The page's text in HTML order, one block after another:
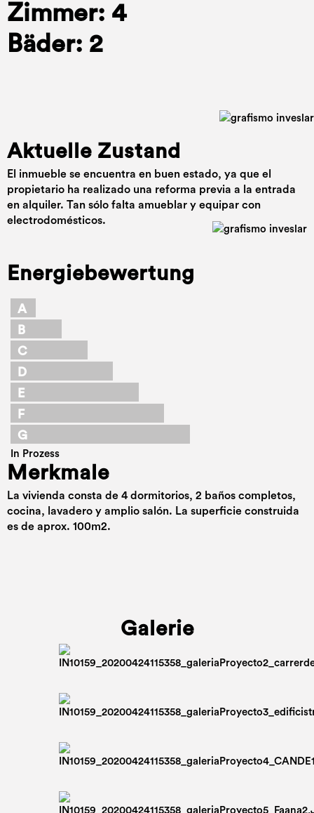
Zimmer: 4
Bäder: 2
Aktuelle Zustand
El inmueble se encuentra en buen estado, ya que el
propietario ha realizado una reforma previa a la entrada
en alquiler. Tan sólo falta amueblar y equipar con
electrodomésticos.
Energiebewertung
A
B
C
D
E
F
G
In Prozess
Merkmale
La vivienda consta de 4 dormitorios, 2 baños completos,
cocina, lavadero y amplio salón. La superficie construida
es de aprox. 100m2.
Galerie